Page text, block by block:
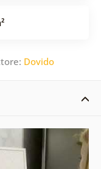
Dovido